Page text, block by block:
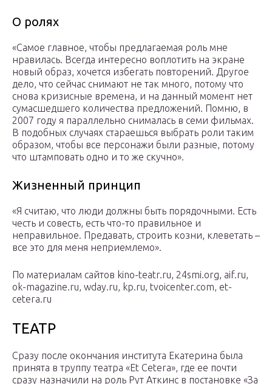
О ролях
«Самое главное, чтобы предлагаемая роль мне
нравилась. Всегда интересно воплотить на экране
новый образ, хочется избегать повторений. Другое
дело, что сейчас снимают не так много, потому что
снова кризисные времена, и на данный момент нет
сумасшедшего количества предложений. Помню, в
2007 году я параллельно снималась в семи фильмах.
В подобных случаях стараешься выбрать роли таким
образом, чтобы все персонажи были разные, потому
что штамповать одно и то же скучно».
Жизненный принцип
«Я считаю, что люди должны быть порядочными. Есть
честь и совесть, есть что-то правильное и
неправильное. Предавать, строить козни, клеветать –
все это для меня неприемлемо».
По материалам сайтов kino-teatr.ru, 24smi.org, aif.ru,
ok-magazine.ru, wday.ru, kp.ru, tvoicenter.com, et-
cetera.ru
ТЕАТР
Сразу после окончания института Екатерина была
принята в труппу театра «Et Cetera», где ее почти
сразу назначили на роль Рут Аткинс в постановке «За